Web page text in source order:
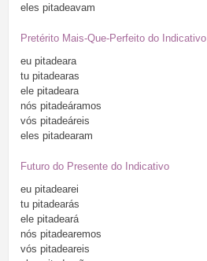
eles pitadeavam
Pretérito Mais-Que-Perfeito do Indicativo
eu pitadeara
tu pitadearas
ele pitadeara
nós pitadeáramos
vós pitadeáreis
eles pitadearam
Futuro do Presente do Indicativo
eu pitadearei
tu pitadearás
ele pitadeará
nós pitadearemos
vós pitadeareis